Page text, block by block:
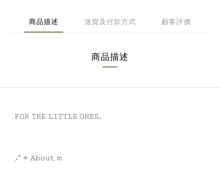
商品描述 送貨及付款方式 顧客評價
商品描述
𝙵𝙾𝚁 𝚃𝙷𝙴 𝙻𝙸𝚃𝚃𝙻𝙴 𝙾𝙽𝙴𝚂.
⸝⁺ ✧ 𝙰𝚋𝚘𝚞𝚝 𝚖